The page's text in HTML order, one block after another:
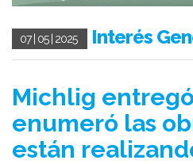
07 | 05 | 2025 Interés
Michlig
enumeró las
están